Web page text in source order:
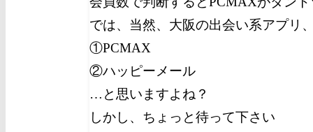
では、当然、大阪の出会い系アプリ
①PCMAX
②ハッピーメール
…と思いますよね？
しかし、ちょっと待って下さい